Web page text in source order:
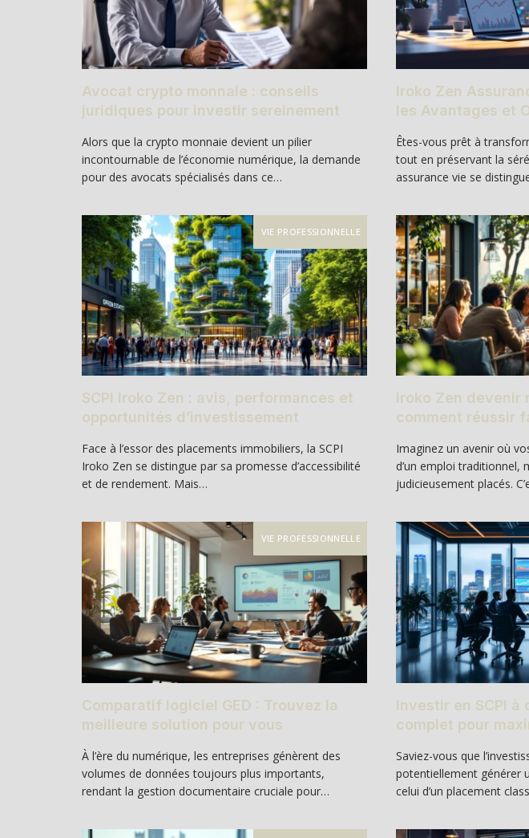
Avocat crypto monnaie : conseils
juridiques pour investir sereinement
Alors que la crypto monnaie devient un pilier
incontournable de l’économie numérique, la demande
pour des avocats spécialisés dans ce…
Iroko Zen
les Avantages et
Êtes-vous prêt à
tout en préservant la
assurance vie se
VIE PROFESSIONNELLE
SCPI Iroko Zen : avis, performances et
opportunités d’investissement
Face à l’essor des placements immobiliers, la SCPI
Iroko Zen se distingue par sa promesse d’accessibilité
et de rendement. Mais…
Iroko Zen devenir
comment réussir
Imaginez un avenir où
d’un emploi traditionnel,
judicieusement placés.
VIE PROFESSIONNELLE
Comparatif logiciel GED : Trouvez la
meilleure solution pour vous
À l’ère du numérique, les entreprises génèrent des
volumes de données toujours plus importants,
rendant la gestion documentaire cruciale pour…
Investir en SCPI à
complet pour
Saviez-vous que
potentiellement générer
celui d’un placement